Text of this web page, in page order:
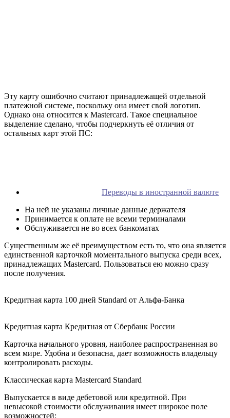
Эту карту ошибочно считают принадлежащей отдельной
платежной системе, поскольку она имеет свой логотип.
Однако она относится к Mastercard. Такое специальное
выделение сделано, чтобы подчеркнуть её отличия от
остальных карт этой ПС:
Переводы в иностранной валюте
На ней не указаны личные данные держателя
Принимается к оплате не всеми терминалами
Обслуживается не во всех банкоматах
Существенным же её преимуществом есть то, что она является
единственной карточкой моментального выпуска среди всех,
принадлежащих Mastercard. Пользоваться ею можно сразу
после получения.
Кредитная карта 100 дней Standard от Альфа-Банка
Кредитная карта Кредитная от Сбербанк России
Карточка начального уровня, наиболее распространенная во
всем мире. Удобна и безопасна, дает возможность владельцу
контролировать расходы.
Классическая карта Mastercard Standard
Выпускается в виде дебетовой или кредитной. При
невысокой стоимости обслуживания имеет широкое поле
возможностей: